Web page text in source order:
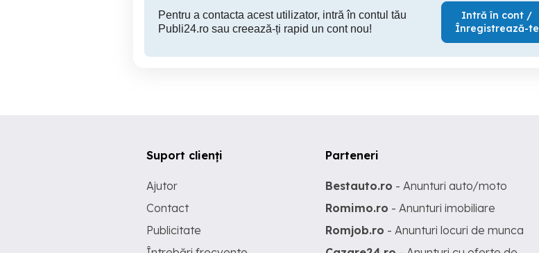
Pentru a contacta acest utilizator, intră în contul tău
Publi24.ro sau creează-ți rapid un cont nou!
Intră în cont /
Înregistrează-te
Suport clienți
Ajutor
Contact
Publicitate
Parteneri
Bestauto.ro - Anunturi auto/moto
Romimo.ro - Anunturi imobiliare
Romjob.ro - Anunturi locuri de munca